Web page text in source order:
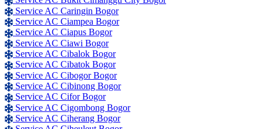
Service AC Caringin Bogor
Service AC Ciampea Bogor
Service AC Ciapus Bogor
Service AC Ciawi Bogor
Service AC Cibalok Bogor
Service AC Cibatok Bogor
Service AC Cibogor Bogor
Service AC Cibinong Bogor
Service AC Cifor Bogor
Service AC Cigombong Bogor
Service AC Ciherang Bogor